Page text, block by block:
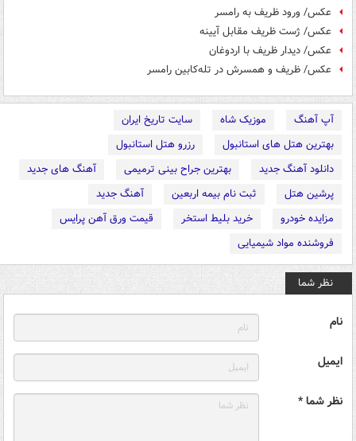
عکس/ ورود ظریف به رامسر
عکس/ ژست ظریف مقابل آیینه
عکس/ دیدار ظریف با اردوغان
عکس/ ظریف و همسرش در تله‌کابین رامسر
آپ آهنگ موزیک شاه
سایت تاریخ ایران
بهترین هتل های استانبول
رزرو هتل استانبول
دانلود آهنگ جدید
بهترین جراح بینی ترمیمی
آهنگ های جدید
پرشین هتل
ثبت نام بیمه اربعین
آهنگ جدید
مزایده خودرو
خرید بلیط استخر
قیمت ورق آهن پرایس
فروشنده مواد شیمیایی
نظر شما
نام
ایمیل
نظر شما *